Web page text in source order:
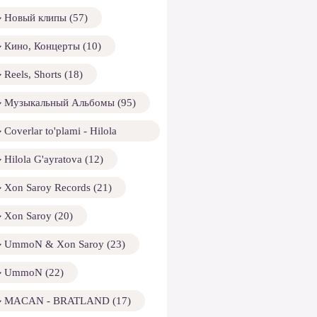
Новый клипы (57)
Кино, Концерты (10)
Reels, Shorts (18)
Музыкальный Альбомы (95)
Coverlar to'plami - Hilola
Hilola G'ayratova (12)
Xon Saroy Records (21)
Xon Saroy (20)
UmmoN & Xon Saroy (23)
UmmoN (22)
MACAN - BRATLAND (17)